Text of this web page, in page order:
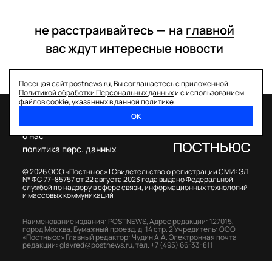
не расстраивайтесь — на главной
вас ждут интересные новости
Посещая сайт postnews.ru, Вы соглашаетесь с приложенной
Политикой обработки Персональных данныхи с использованием
файлов cookie, указанных в данной политике.
ОК
© 2026 ООО «Постньюс» |Свидетельство о регистрации СМИ: ЭЛ
№ ФС 77–85757 от 22 августа 2023 года выдано Федеральной
службой по надзору в сфере связи, информационных технологий
и массовых коммуникаций
о нас
политика перс. данных
Наименование издания: POSTNEWS,Адрес редакции: 127015,
город Москва, Бумажный проезд, д. 14 стр. 2Учредитель: ООО
«Постньюс» Главный редактор: Чудин А.А.Электронная почта
редакции:glavred@postnews.ru,тел. +7 (495) 66-33-811